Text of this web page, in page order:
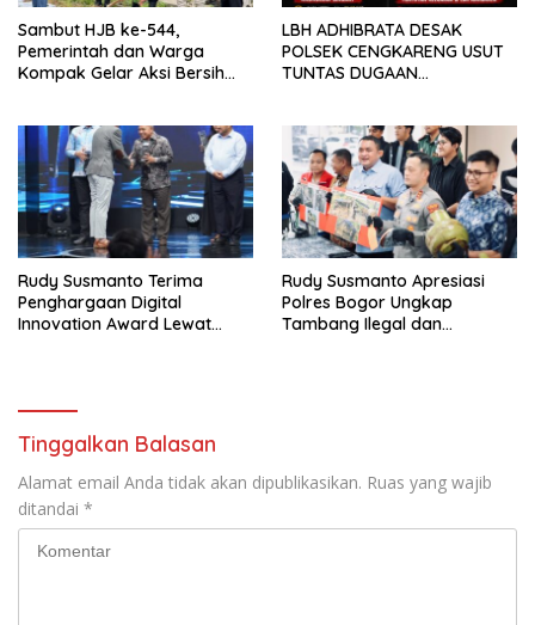
Sambut HJB ke-544,
Pemerintah dan Warga
Kompak Gelar Aksi Bersih
LBH ADHIBRATA DESAK
POLSEK CENGKARENG USUT
TUNTAS DUGAAN
Rudy Susmanto Terima
Penghargaan Digital
Innovation Award Lewat
Rudy Susmanto Apresiasi
Polres Bogor Ungkap
Tambang Ilegal dan
Tinggalkan Balasan
Alamat email Anda tidak akan dipublikasikan. Ruas yang wajib
ditandai *